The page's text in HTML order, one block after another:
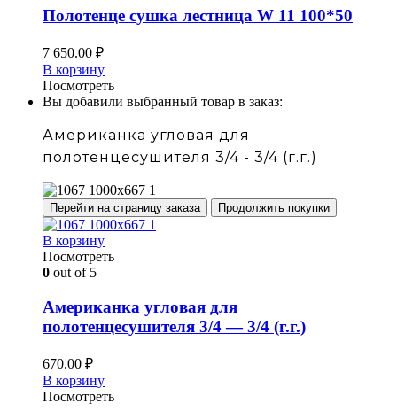
Полотенце сушка лестница W 11 100*50
7 650.00 ₽
В корзину
Посмотреть
Вы добавили выбранный товар в заказ:
Американка угловая для
полотенцесушителя 3/4 - 3/4 (г.г.)
Перейти на страницу заказа Продолжить покупки
В корзину
Посмотреть
0 out of 5
Американка угловая для
полотенцесушителя 3/4 — 3/4 (г.г.)
670.00 ₽
В корзину
Посмотреть